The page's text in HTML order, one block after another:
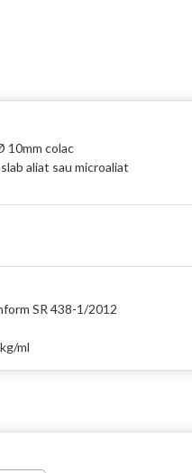
10mm colac
aliat sau microaliat
SR 438-1/2012
ml